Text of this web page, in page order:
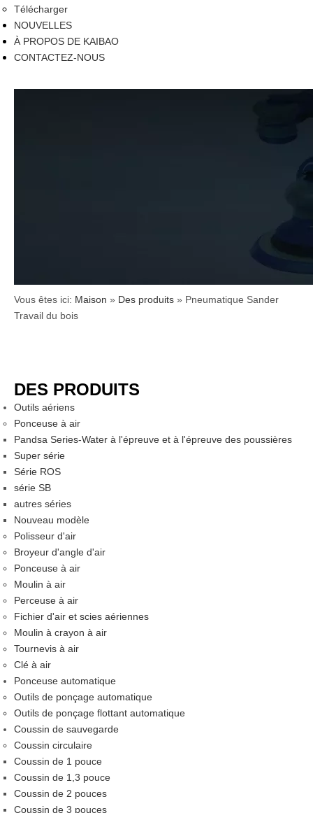
Télécharger
NOUVELLES
À PROPOS DE KAIBAO
CONTACTEZ-NOUS
Vous êtes ici: Maison » Des produits » Pneumatique Sander
Travail du bois
DES PRODUITS
Outils aériens
Ponceuse à air
Pandsa Series-Water à l'épreuve et à l'épreuve des poussières
Super série
Série ROS
série SB
autres séries
Nouveau modèle
Polisseur d'air
Broyeur d'angle d'air
Ponceuse à air
Moulin à air
Perceuse à air
Fichier d'air et scies aériennes
Moulin à crayon à air
Tournevis à air
Clé à air
Ponceuse automatique
Outils de ponçage automatique
Outils de ponçage flottant automatique
Coussin de sauvegarde
Coussin circulaire
Coussin de 1 pouce
Coussin de 1,3 pouce
Coussin de 2 pouces
Coussin de 3 pouces